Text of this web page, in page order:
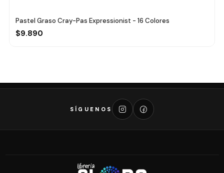
Pastel Graso Cray-Pas Expressionist - 16 Colores
$9.890
SÍGUENOS